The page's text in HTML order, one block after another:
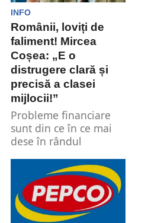
INFO
Românii, loviți de
faliment! Mircea
Coșea: „E o
distrugere clară și
precisă a clasei
mijlocii!”
Probleme financiare
sunt din ce în ce mai
dese în rândul
personal a ajuns...